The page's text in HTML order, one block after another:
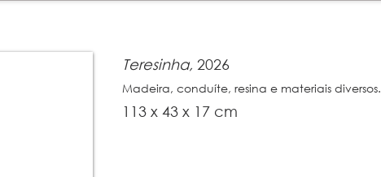
Teresinha, 2026
Madeira, conduíte, resina e materiais diversos.
113 x 43 x 17 cm​